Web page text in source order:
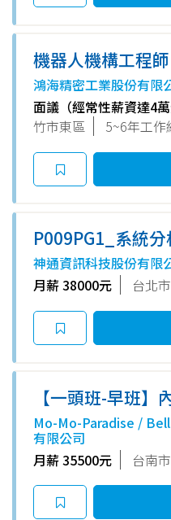
機器人機構工程
鴻海精密工業股份有限
面議（經常性薪資達4
竹市東區
5~6年工作
P009PG1_系統分
神通資訊科技股份有限
月薪 38000元
台北
【一頭班-早班】
｜MO-MO-
牧場｜薪資
入職獎金&介紹
Mo-Mo-Paradise /
有限公司
月薪 35500元
台南